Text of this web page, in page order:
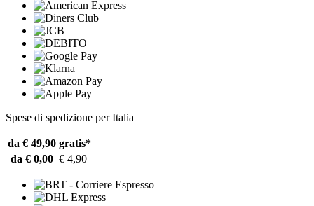
Spese di spedizione per Italia
da € 49,90 gratis*
da € 0,00 € 4,90